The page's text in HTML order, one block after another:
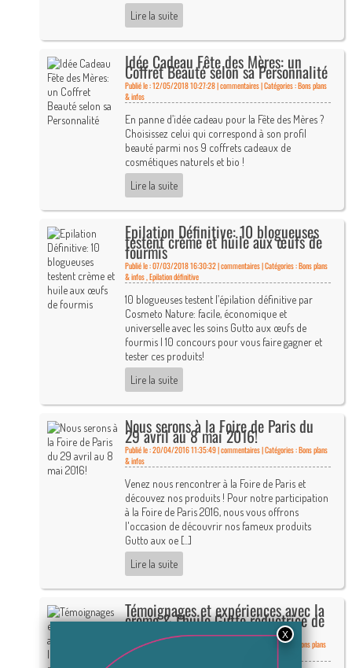
Lire la suite
Idée Cadeau Fête des Mères: un
Coffret Beauté selon sa Personnalité
Publié le : 12/05/2018 10:27:28 |commentaires | Catégories :Bons plans
& infos
En panne d’idée cadeau pour la Fête des Mères ?
Choisissez celui qui correspond à son profil
beauté parmi nos 9 coffrets cadeaux de
cosmétiques naturels et bio !
Lire la suite
Epilation Définitive: 10 blogueuses
testent crème et huile aux œufs de
fourmis
Publié le : 07/03/2018 16:30:32 |commentaires | Catégories :Bons plans
& infos,Epilation définitive
10 blogueuses testent l’épilation définitive par
Cosmeto Nature: facile, économique et
universelle avec les soins Gutto aux œufs de
fourmis | 10 concours pour vous faire gagner et
tester ces produits!
Lire la suite
Nous serons à la Foire de Paris du
29 avril au 8 mai 2016!
Publié le : 20/04/2016 11:35:49 |commentaires | Catégories :Bons plans
& infos
Venez nous rencontrer à la Foire de Paris et
découvez nos produits ! Pour notre participation
à la Foire de Paris 2016, nous vous offrons
l'occasion de découvrir nos fameux produits
Gutto aux oe [...]
Lire la suite
Témoignages et expériences avec la
crème & l'huile Gutto réductrice de
Publié le : 06/04/2016 11:17:33 | commentaires | Catégories :
Bons plans
& infos